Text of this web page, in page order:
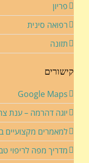
פריון
רפואה סינית
תזונה
קישורים
Google Maps
יוגה דהרמה – ענת
למאמרים מקצועיים
מדריך מפה לריפוי